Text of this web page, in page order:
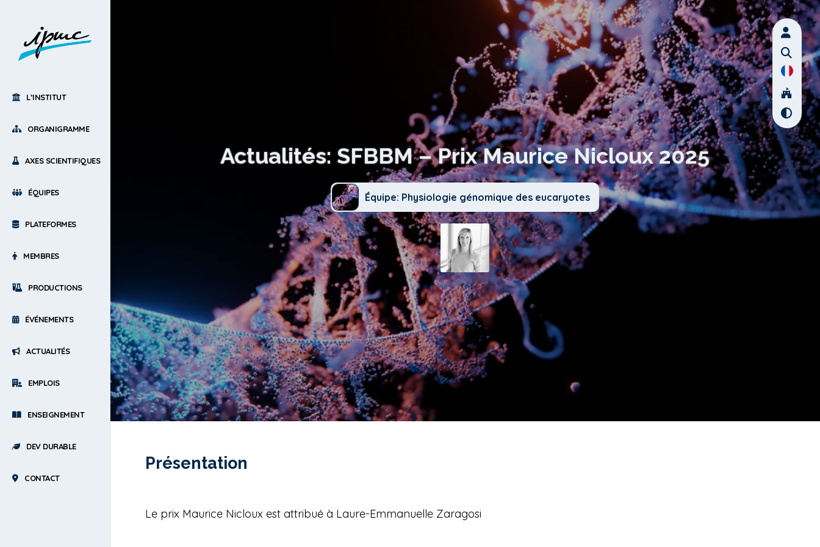
L’INSTITUT
ORGANIGRAMME
AXES SCIENTIFIQUES
ÉQUIPES
PLATEFORMES
MEMBRES
PRODUCTIONS
ÉVÉNEMENTS
ACTUALITÉS
EMPLOIS
ENSEIGNEMENT
DEV DURABLE
CONTACT
Actualités: SFBBM – Prix Maurice Nicloux 2025
Équipe: Physiologie génomique des eucaryotes
Présentation
Le prix Maurice Nicloux est attribué à Laure-Emmanuelle Zaragosi